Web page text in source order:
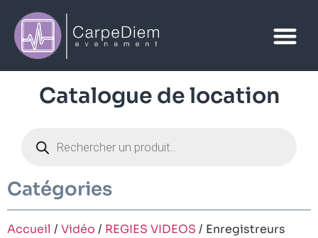
Catalogue de location
Catégories
Accueil / Vidéo / REGIES VIDEOS / Enregistreurs